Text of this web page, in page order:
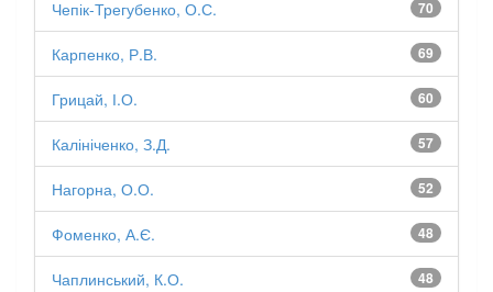
70
Чепік-Трегубенко, О.С.
69
Карпенко, Р.В.
60
Грицай, І.О.
57
Калініченко, З.Д.
52
Нагорна, О.О.
48
Фоменко, А.Є.
48
Чаплинський, К.О.